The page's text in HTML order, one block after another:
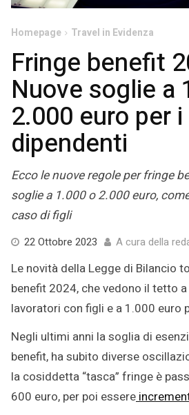
Homepage Travel in Evidenza
Fringe benefit
Nuove soglie a
2.000 euro per i
dipendenti
Ecco le nuove regole per fringe
soglie a 1.000 o 2.000 euro,
caso di figli
22 Ottobre 2023 24
2023
A cura della
Le novità della Legge di Bilancio
benefit 2024, che vedono il tetto
lavoratori con figli e a 1.000 euro
Negli ultimi anni la soglia di
benefit, ha subito diverse
la cosiddetta “tasca” fringe è
600 euro, per poi essere